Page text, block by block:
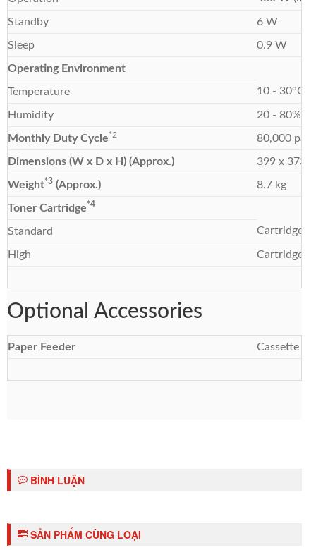
Standby 6 W
Sleep 0.9 W
Operating Environment
Temperature 10 - 30°C
Humidity 20 - 80%
Monthly Duty Cycle*2 80,000
Dimensions (W x D x H) (Approx.) 399 x 373
Weight*3 (Approx.) 8.7 kg
Toner Cartridge*4
Standard Cartridge
High Cartridge
Optional Accessories
Paper Feeder Cassette
BÌNH LUẬN
SẢN PHẨM CÙNG LOẠI